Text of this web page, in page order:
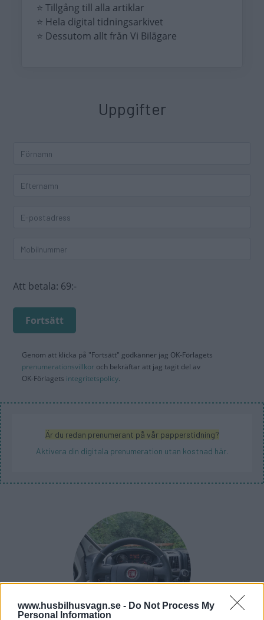
www.husbilhusvagn.se - Do Not Process My
Personal Information
⭐ Tillgång till alla artiklar
⭐ Hela digital tidningsarkivet
⭐ Dessutom allt från Vi Bilägare
Uppgifter
Att betala: 69:-
Fortsätt
Genom att klicka på "Fortsätt" godkänner jag OK-Förlagets
prenumerationsvillkor och bekräftar att jag tagit del av
OK-Förlagets integritetspolicy.
Är du redan prenumerant på vår papperstidning?
Aktivera din digitala prenumeration utan kostnad här.